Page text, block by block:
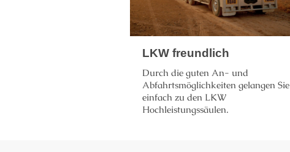
LKW freundlich
Durch die guten An- und
Abfahrtsmöglichkeiten gelangen Sie
einfach zu den LKW
Hochleistungssäulen.